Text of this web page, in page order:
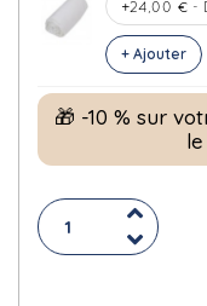
+ Ajouter
🎁 -10 % sur